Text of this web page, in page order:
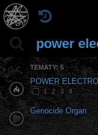
power
TEMATY: 5
POWER
1 2 3 4
Genocide Organ